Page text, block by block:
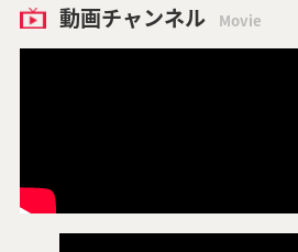
動画チャンネル Movie